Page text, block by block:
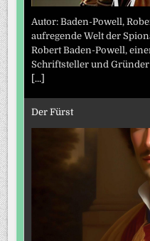
Autor: Baden-Powell,
aufregende Welt der
Robert Baden-Powell,
Schriftsteller und
[...]
Der Fürst